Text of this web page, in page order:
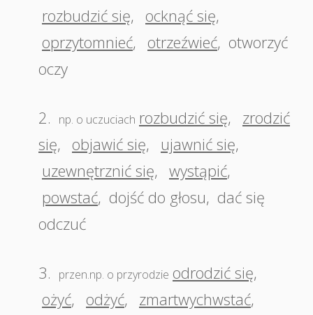
rozbudzić się, ocknąć się,
oprzytomnieć, otrzeźwieć, otworzyć
oczy
2. np. o uczuciach rozbudzić się,
zrodzić
się, objawić się, ujawnić się,
uzewnętrznić się, wystąpić,
powstać, dojść do głosu, dać się
odczuć
3. przen.np. o przyrodzie odrodzić się,
ożyć, odżyć, zmartwychwstać,